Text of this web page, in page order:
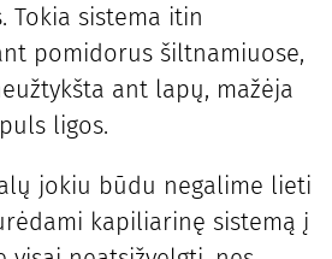
Tokia sistema itin
pomidorus šiltnamiuose,
ant lapų, mažėja
ligos.
jokiu būdu negalime lieti
kapiliarinę sistemą į